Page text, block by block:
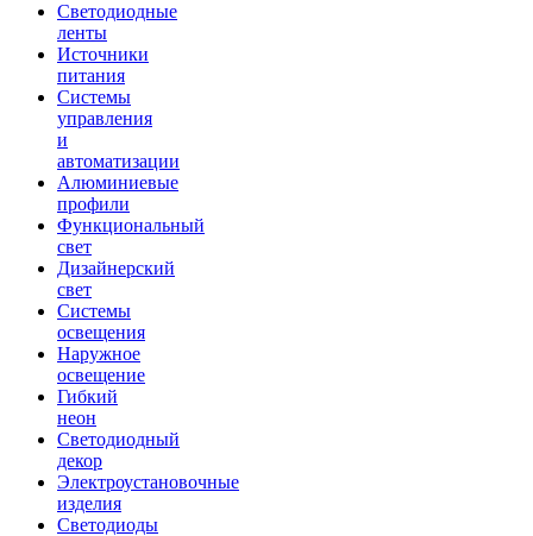
Светодиодные
ленты
Источники
питания
Системы
управления
и
автоматизации
Алюминиевые
профили
Функциональный
свет
Дизайнерский
свет
Системы
освещения
Наружное
освещение
Гибкий
неон
Светодиодный
декор
Электроустановочные
изделия
Светодиоды